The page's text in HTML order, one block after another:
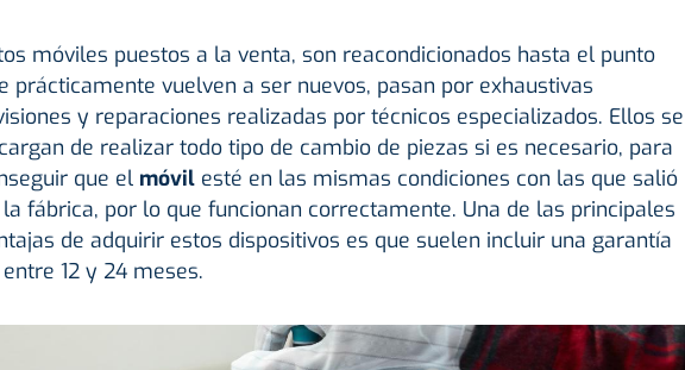
móviles puestos a la venta, son reacondicionados hasta el punto
prácticamente vuelven a ser nuevos, pasan por exhaustivas
y reparaciones realizadas por técnicos especializados. Ellos se
de realizar todo tipo de cambio de piezas si es necesario, para
que el móvil esté en las mismas condiciones con las que salió
la fábrica, por lo que funcionan correctamente. Una de las principales
de adquirir estos dispositivos es que suelen incluir una garantía
12 y 24 meses.